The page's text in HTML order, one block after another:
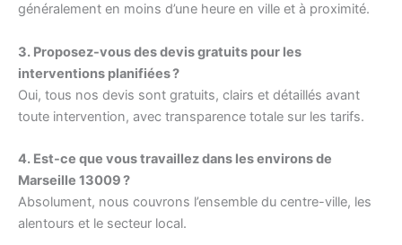
généralement en moins d’une heure en ville et à proximité.
3. Proposez-vous des devis gratuits pour les
interventions planifiées ?
Oui, tous nos devis sont gratuits, clairs et détaillés avant
toute intervention, avec transparence totale sur les tarifs.
4. Est-ce que vous travaillez dans les environs de
Marseille 13009 ?
Absolument, nous couvrons l’ensemble du centre-ville, les
alentours et le secteur local.